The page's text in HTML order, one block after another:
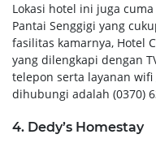
Lokasi hotel ini juga
Pantai Senggigi yang
fasilitas kamarnya, Hotel
yang dilengkapi dengan
telepon serta layanan
dihubungi adalah (0370)
4. Dedy’s Homestay